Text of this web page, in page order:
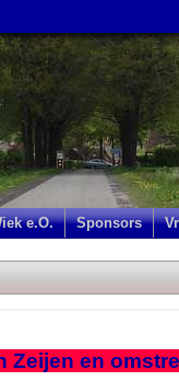
e.O. Sponsors
Zeijen en